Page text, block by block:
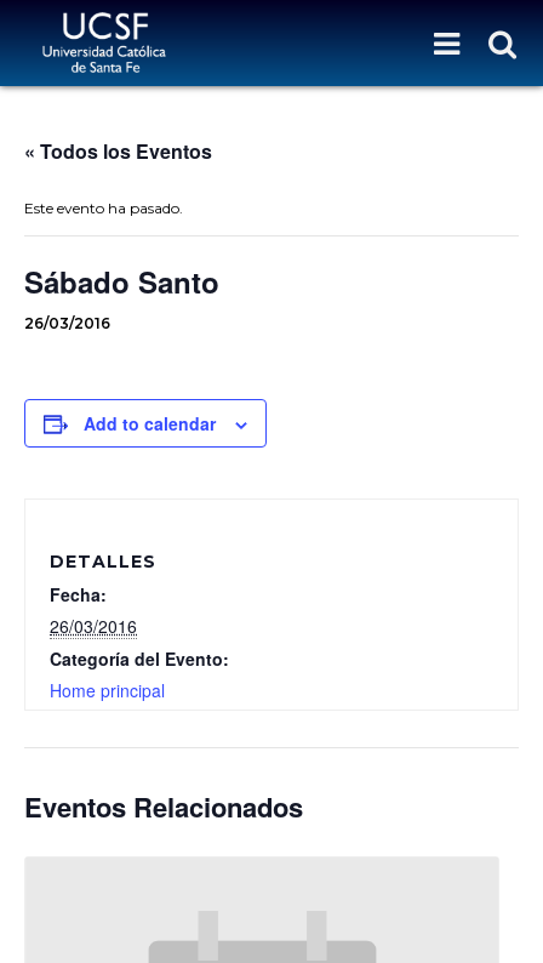
« Todos los Eventos
Este evento ha pasado.
Sábado Santo
26/03/2016
Add to calendar
DETALLES
Fecha:
26/03/2016
Categoría del Evento:
Home principal
Eventos Relacionados